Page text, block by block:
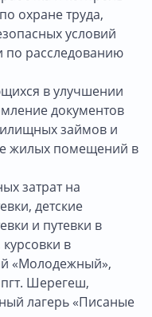
охране труда,
условий
по расследованию
в улучшении
документов
займов и
жилых помещений в
затрат на
детские
и путевки в
в
«Молодежный»,
Шерегеш,
лагерь «Писаные